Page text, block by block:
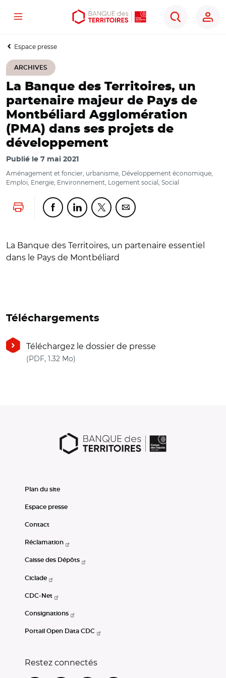
Aller
contenu
Aller
menu
Ouvrir
outils
Menu
Rechercher
Espace presse
ARCHIVES
La Banque des Territoires, un
partenaire majeur de Pays de
Montbéliard Agglomération
(PMA) dans ses projets de
développement
Publié le 7 mai 2021
Aménagement et foncier, urbanisme, Développement économique,
Emploi, Energie, Environnement, Logement social, Social
Lancer l'impressionPartager cette page sur Facebook
Partager cette page sur Linkedin
Partager cette page sur Twitter
Partager cette page sur
La Banque des Territoires, un partenaire essentiel
dans le Pays de Montbéliard
Téléchargements
Téléchargez le dossier de presse
(PDF, 1.32 Mo)
Plan du site
Espace presse
Contact
Réclamation
Caisse des Dépôts
Ciclade
CDC-Net
Consignations
Portail Open Data CDC
Restez connectés